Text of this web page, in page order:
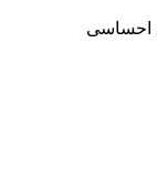
احساسی